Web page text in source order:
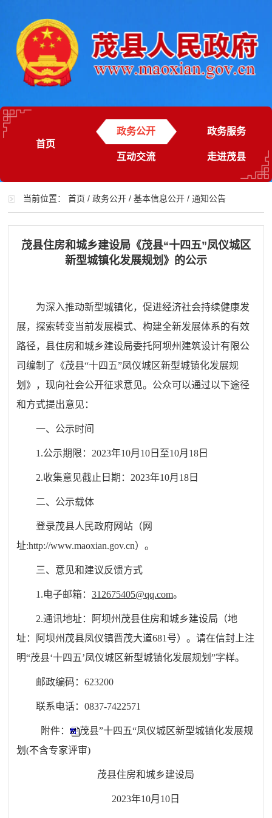
首页
政务公开 政务服务
互动交流 走进茂县
当前位置：首页 /政务公开 /基本信息公开 /通知公告
茂县住房和城乡建设局《茂县“十四五”凤仪城区
新型城镇化发展规划》的公示
为深入推动新型城镇化，促进经济社会持续健康发
展，探索转变当前发展模式、构建全新发展体系的有效
路径，县住房和城乡建设局委托阿坝州建筑设计有限公
司编制了《茂县“十四五”凤仪城区新型城镇化发展规
划》，现向社会公开征求意见。公众可以通过以下途径
和方式提出意见：
一、公示时间
1.公示期限：2023年10月10日至10月18日
2.收集意见截止日期：2023年10月18日
二、公示载体
登录茂县人民政府网站（网
址:http://www.maoxian.gov.cn）。
三、意见和建议反馈方式
1.电子邮箱：312675405@qq.com。
2.通讯地址：阿坝州茂县住房和城乡建设局（地
址：阿坝州茂县凤仪镇晋茂大道681号）。请在信封上注
明“茂县‘十四五’凤仪城区新型城镇化发展规划”字样。
邮政编码：623200
联系电话：0837-7422571
附件：
茂县”十四五“凤仪城区新型城镇化发展规
划(不含专家评审)
茂县住房和城乡建设局
2023年10月10日